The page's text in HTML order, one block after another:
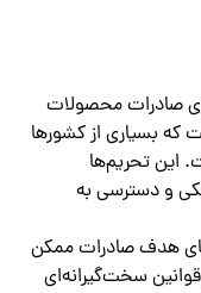
صادرات محصولات
که بسیاری از کشورها
این تحریم‌ها
و دسترسی به
هدف صادرات ممکن
سخت‌گیرانه‌ای